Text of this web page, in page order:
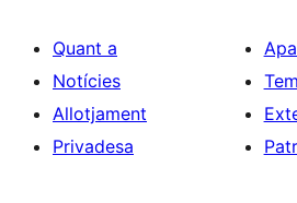
Quant a
Notícies
Allotjament
Privadesa